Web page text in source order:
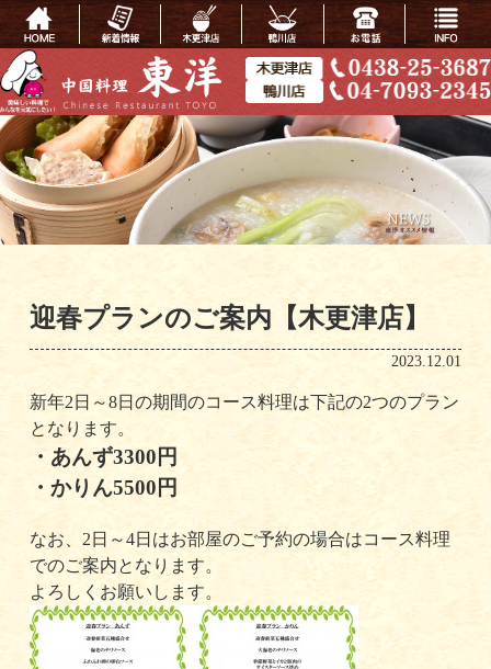
迎春プランのご案内【木更津店】
2023.12.01
新年2日～8日の期間のコース料理は下記の2つのプラン
となります。
・あんず3300円
・かりん5500円
なお、2日～4日はお部屋のご予約の場合はコース料理
でのご案内となります。
よろしくお願いします。